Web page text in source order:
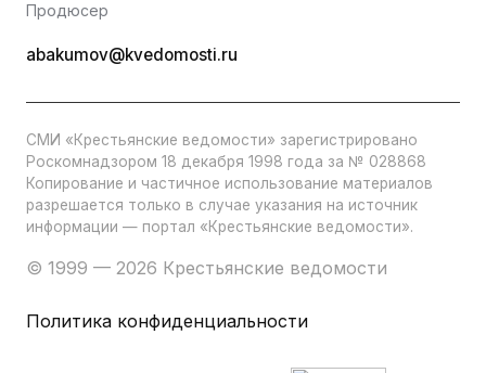
Продюсер
abakumov@kvedomosti.ru
СМИ «Крестьянские ведомости» зарегистрировано
Роскомнадзором 18 декабря 1998 года за № 028868
Копирование и частичное использование материалов
разрешается только в случае указания на источник
информации — портал «Крестьянские ведомости».
© 1999 — 2026 Крестьянские ведомости
Политика конфиденциальности